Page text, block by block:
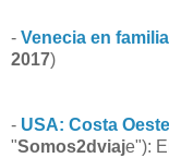
- Venecia en familia
2017)
- USA: Costa
"Somos2dviaje"):